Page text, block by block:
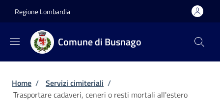
Regione Lombardia
Comune di Busnago
Briciole di pane
Home / Servizi cimiteriali /
Trasportare cadaveri, ceneri o resti mortali all'estero